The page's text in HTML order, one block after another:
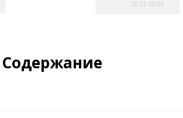
20.02-20.03
Содержание